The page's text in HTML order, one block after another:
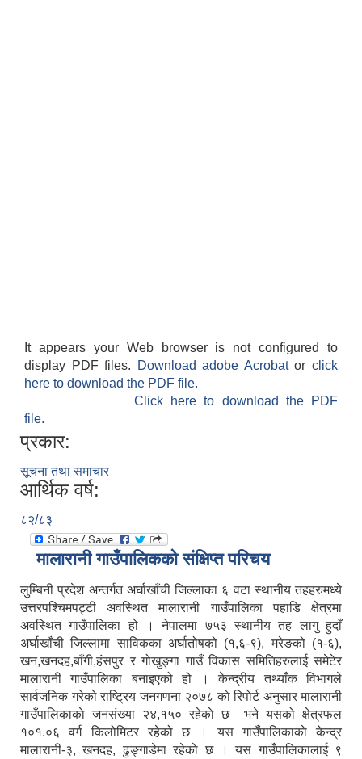
It appears your Web browser is not configured to
display PDF files.
Download adobe Acrobatorclick
here to download the PDF file.
Click here to download the PDF
file.
प्रकार:
सूचना तथा समाचार
आर्थिक वर्ष:
८२/८३
मालारानी गाउँपालिकको संक्षिप्त परिचय
लुम्बिनी प्रदेश अन्तर्गत अर्घाखाँची जिल्लाका ६ वटा स्थानीय तहहरुमध्ये
उत्तरपश्चिमपट्टी अवस्थित मालारानी गाउँपालिका पहाडि क्षेत्रमा
अवस्थित गाउँपालिका हो । नेपालमा ७५३ स्थानीय तह लागु हुदाँ
अर्घाखाँची जिल्लामा साविकका अर्घातोषको (१,६-९), मरेङको (१-६),
खन,खनदह,बाँगी,हंसपुर र गोखुङ्गा गाउँ विकास समितिहरुलाई समेटेर
मालारानी गाउँपालिका बनाइएको हो । केन्द्रीय तथ्याँक विभागले
सार्वजनिक गरेको राष्ट्रिय जनगणना २०७८ काे रिपाेर्ट अनुसार मालारानी
गाउँपालिकाकाे जनसंख्या २४,१५० रहेकाे छ भने यसको क्षेत्रफल
१०१.०६ वर्ग किलोमिटर रहेको छ । यस गाउँपालिकाकाे केन्द्र
मालारानी-३, खनदह, ढुङ्गाडेमा रहेकाे छ । यस गाउँपालिकालाई ९